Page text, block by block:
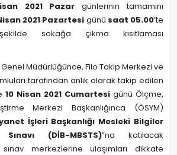
2021 Pazar günlerinin tamamını
2021 Pazartesi günü saat 05.00’te
sokağa çıkma kısıtlaması
Müdürlüğünce, Filo Takip Merkezi ve
tarafından anlık olarak takip edilen
10 Nisan 2021 Cumartesi günü Ölçme,
Merkezi Başkanlığınca (ÖSYM)
İşleri Başkanlığı Mesleki Bilgiler
(DİB-MBSTS)”na katılacak
sınav merkezlerine ulaşımları dikkate